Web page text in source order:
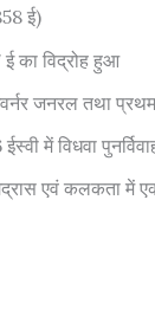
ई)
का विद्रोह हुआ
जनरल तथा
में विधवा
एवं कलकता में